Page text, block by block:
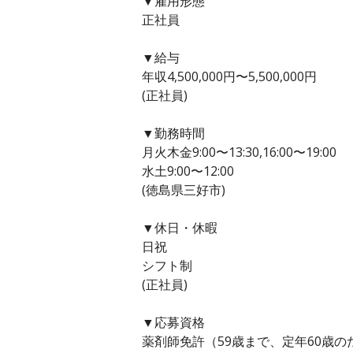
正社員
▼給与
年収4,500,000円〜5,500,000円
(正社員)
▼勤務時間
月火木金9:00〜13:30,16:00〜19:00
水土9:00〜12:00
(徳島県三好市)
▼休日・休暇
日祝
シフト制
(正社員)
▼応募資格
薬剤師免許（59歳まで、定年60歳の